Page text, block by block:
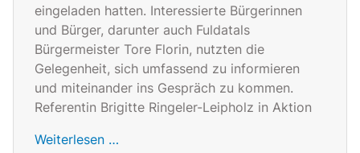
eingeladen hatten. Interessierte Bürgerinnen
und Bürger, darunter auch Fuldatals
Bürgermeister Tore Florin, nutzten die
Gelegenheit, sich umfassend zu informieren
und miteinander ins Gespräch zu kommen.
Referentin Brigitte Ringeler-Leipholz in Aktion
Weiterlesen …